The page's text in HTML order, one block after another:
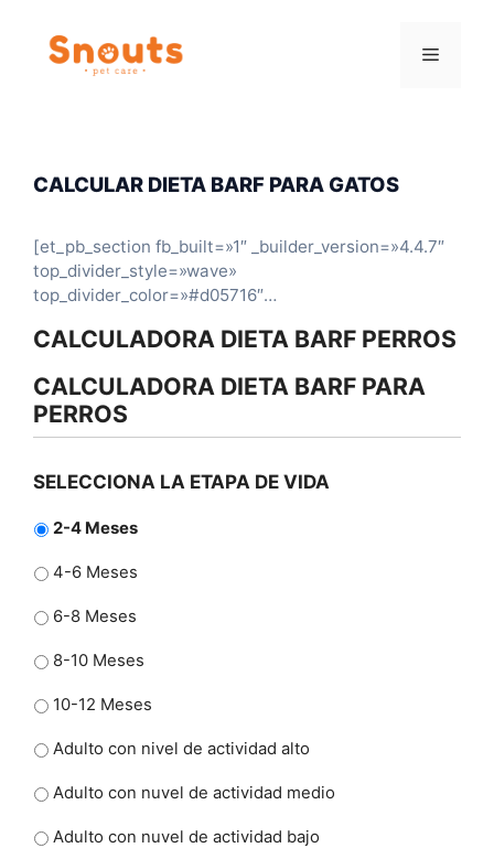
contenido
Menú
CALCULAR DIETA BARF PARA GATOS
[et_pb_section fb_built=»1″ _builder_version=»4.4.7″
top_divider_style=»wave»
top_divider_color=»#d05716″
_builder_version=»3.25″ background_size=»initial»
background_repeat=»repeat»
custom_padding=»||22px|||»][et_pb_column
type=»4_4″ _builder_version=»3.25″
[et_pb_code _builder_version=»4.4.7″]
CALCULADORA DIETA BARF PERROS
CALCULADORA DIETA BARF PARA
PERROS
SELECCIONA LA ETAPA DE VIDA
2-4 Meses
4-6 Meses
6-8 Meses
8-10 Meses
10-12 Meses
Adulto con nivel de actividad alto
Adulto con nuvel de actividad medio
Adulto con nuvel de actividad bajo